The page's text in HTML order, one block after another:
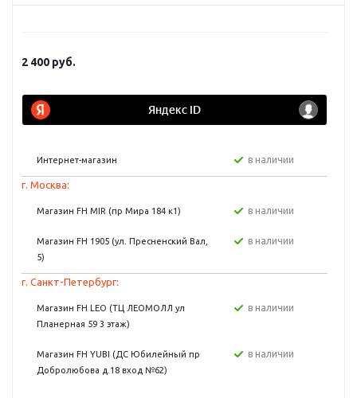
2 400 руб.
Интернет-магазин в наличии
г. Москва:
Магазин FH MIR (пр Мира 184 к1) в наличии
Магазин FH 1905 (ул. Пресненский Вал,
5)
в наличии
г. Санкт-Петербург:
Магазин FH LEO (ТЦ ЛЕОМОЛЛ ул
Планерная 59 3 этаж)
в наличии
Магазин FH YUBI (ДС Юбилейный пр
Добролюбова д.18 вход №62)
в наличии